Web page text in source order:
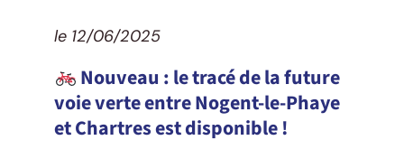
le 12/06/2025
Nouveau : le tracé de la future
voie verte entre Nogent-le-Phaye
et Chartres est disponible !